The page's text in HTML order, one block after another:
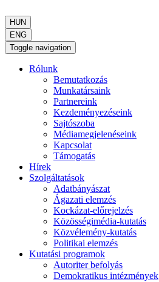
HUN
ENG
Toggle navigation
Rólunk
Bemutatkozás
Munkatársaink
Partnereink
Kezdeményezéseink
Sajtószoba
Médiamegjelenéseink
Kapcsolat
Támogatás
Hírek
Szolgáltatások
Adatbányászat
Ágazati elemzés
Kockázat-előrejelzés
Közösségimédia-kutatás
Közvélemény-kutatás
Politikai elemzés
Kutatási programok
Autoriter befolyás
Demokratikus intézmények